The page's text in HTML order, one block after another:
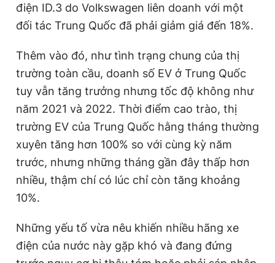
điện ID.3 do Volkswagen liên doanh với một
đối tác Trung Quốc đã phải giảm giá đến 18%.
Thêm vào đó, như tình trạng chung của thị
trường toàn cầu, doanh số EV ở Trung Quốc
tuy vẫn tăng trưởng nhưng tốc độ không như
năm 2021 và 2022. Thời điểm cao trào, thị
trường EV của Trung Quốc hằng tháng thường
xuyên tăng hơn 100% so với cùng kỳ năm
trước, nhưng những tháng gần đây thấp hơn
nhiều, thậm chí có lúc chỉ còn tăng khoảng
10%.
Những yếu tố vừa nêu khiến nhiều hãng xe
điện của nước này gặp khó và đang đứng